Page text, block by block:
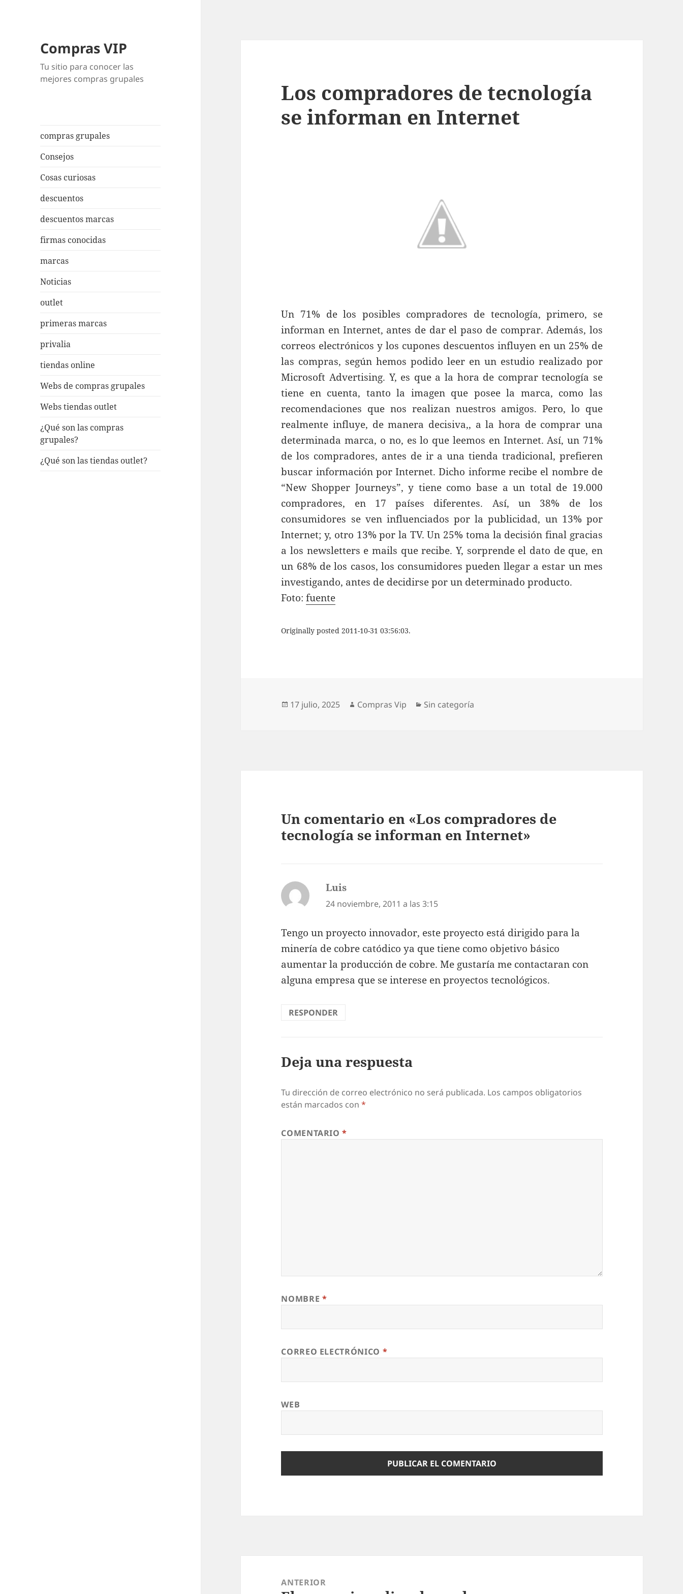
Compras VIP
Tu sitio para conocer las
mejores compras grupales
compras grupales
Consejos
Cosas curiosas
descuentos
descuentos marcas
firmas conocidas
marcas
Noticias
outlet
primeras marcas
privalia
tiendas online
Webs de compras grupales
Webs tiendas outlet
¿Qué son las compras
grupales?
¿Qué son las tiendas outlet?
Los compradores de tecnología
se informan en Internet
Un 71% de los posibles compradores de tecnología, primero, se
informan en Internet, antes de dar el paso de comprar. Además, los
correos electrónicos y los cupones descuentos influyen en un 25% de
las compras, según hemos podido leer en un estudio realizado por
Microsoft Advertising. Y, es que a la hora de comprar tecnología se
tiene en cuenta, tanto la imagen que posee la marca, como las
recomendaciones que nos realizan nuestros amigos. Pero, lo que
realmente influye, de manera decisiva,, a la hora de comprar una
determinada marca, o no, es lo que leemos en Internet. Así, un 71%
de los compradores, antes de ir a una tienda tradicional, prefieren
buscar información por Internet. Dicho informe recibe el nombre de
“New Shopper Journeys”, y tiene como base a un total de 19.000
compradores, en 17 países diferentes. Así, un 38% de los
consumidores se ven influenciados por la publicidad, un 13% por
Internet; y, otro 13% por la TV. Un 25% toma la decisión final gracias
a los newsletters e mails que recibe. Y, sorprende el dato de que, en
un 68% de los casos, los consumidores pueden llegar a estar un mes
investigando, antes de decidirse por un determinado producto.
Foto:fuente
Originally posted 2011-10-31 03:56:03.
Publicado
17 julio, 2025 Autor
Compras Vip Categorías
Sin categoría
Un comentario en «Los compradores de
tecnología se informan en Internet»
Luis
24 noviembre, 2011 a las 3:15
Tengo un proyecto innovador, este proyecto está dirigido para la
minería de cobre catódico ya que tiene como objetivo básico
aumentar la producción de cobre. Me gustaría me contactaran con
alguna empresa que se interese en proyectos tecnológicos.
RESPONDER
Deja una respuesta
Tu dirección de correo electrónico no será publicada. Los campos obligatorios
están marcados con*
COMENTARIO*
NOMBRE *
CORREO ELECTRÓNICO *
WEB
ANTERIOR